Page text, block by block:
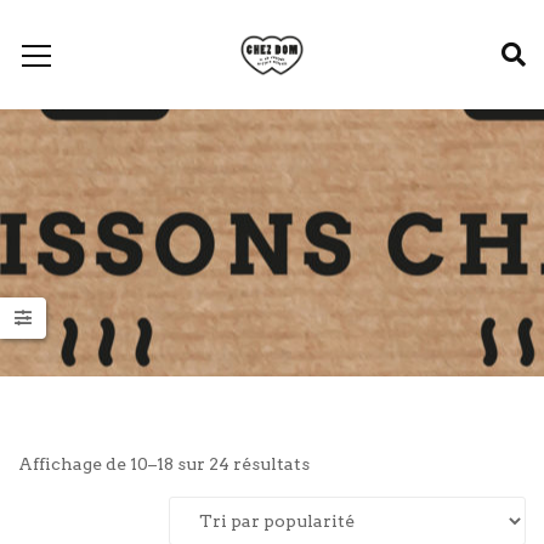
Affichage de 10–18 sur 24 résultatsTrié
popularité